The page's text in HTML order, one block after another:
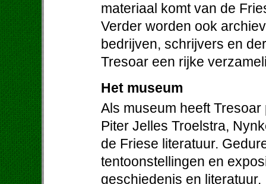
materiaal komt van de
Verder worden ook
bedrijven, schrijvers en
Tresoar een rijke
Het museum
Als museum heeft
Piter Jelles Troelstra,
de Friese literatuur.
tentoonstellingen en
geschiedenis en literatuur.